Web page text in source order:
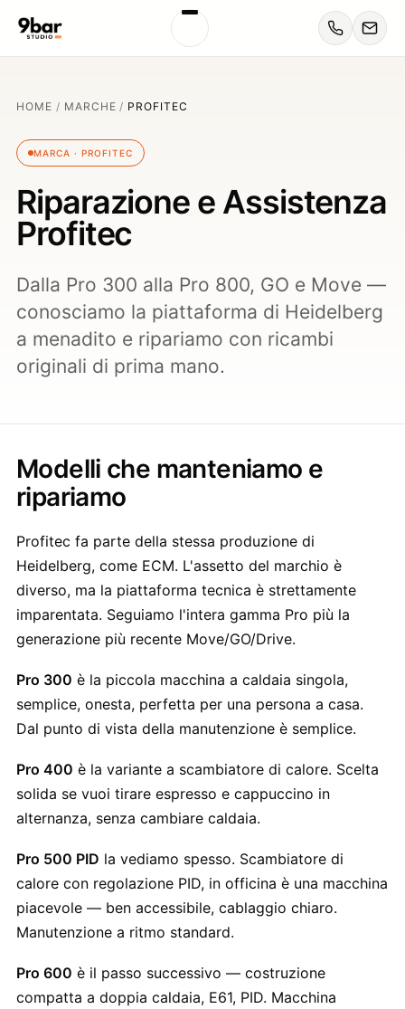
HOME / MARCHE / PROFITEC
MARCA · PROFITEC
Riparazione e Assistenza
Profitec
Dalla Pro 300 alla Pro 800, GO e Move —
conosciamo la piattaforma di Heidelberg
a menadito e ripariamo con ricambi
originali di prima mano.
Modelli che manteniamo e
ripariamo
Profitec fa parte della stessa produzione di
Heidelberg, come ECM. L'assetto del marchio è
diverso, ma la piattaforma tecnica è strettamente
imparentata. Seguiamo l'intera gamma Pro più la
generazione più recente Move/GO/Drive.
Pro 300 è la piccola macchina a caldaia singola,
semplice, onesta, perfetta per una persona a casa.
Dal punto di vista della manutenzione è semplice.
Pro 400 è la variante a scambiatore di calore. Scelta
solida se vuoi tirare espresso e cappuccino in
alternanza, senza cambiare caldaia.
Pro 500 PID la vediamo spesso. Scambiatore di
calore con regolazione PID, in officina è una macchina
piacevole — ben accessibile, cablaggio chiaro.
Manutenzione a ritmo standard.
Pro 600 è il passo successivo — costruzione
compatta a doppia caldaia, E61, PID. Macchina